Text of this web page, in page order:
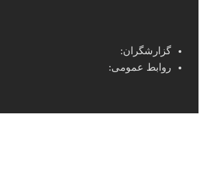
گزارشگران:
روابط عمومی: